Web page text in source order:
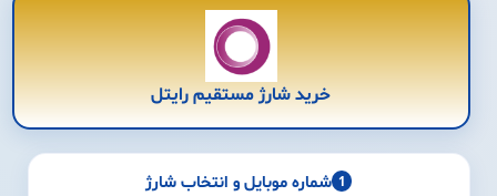
خرید شارژ مستقیم رایتل
1 شماره موبایل و انتخاب شارژ